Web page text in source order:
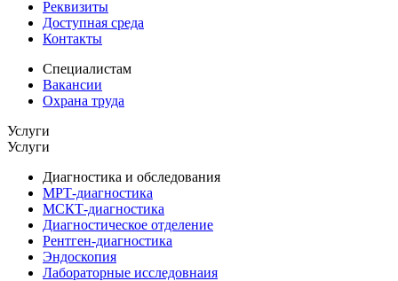
Реквизиты
Доступная среда
Контакты
Специалистам
Вакансии
Охрана труда
Услуги
Услуги
Диагностика и обследования
МРТ-диагностика
МСКТ-диагностика
Диагностическое отделение
Рентген-диагностика
Эндоскопия
Лабораторные исследовнаия